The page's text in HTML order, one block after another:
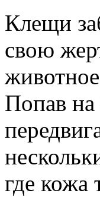
Клещи
свою
Попав на
где кожа